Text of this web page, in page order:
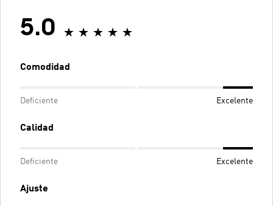
5.0
Comodidad
Deficiente Excelente
Calidad
Deficiente Excelente
Ajuste